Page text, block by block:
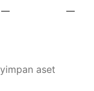
— —
aset